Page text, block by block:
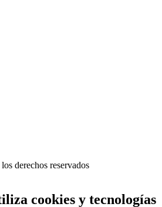
derechos reservados
cookies y tecnologías